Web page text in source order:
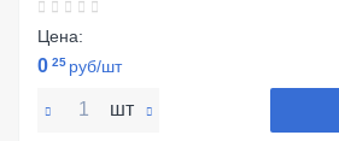
Цена:
0 25 руб/шт
шт